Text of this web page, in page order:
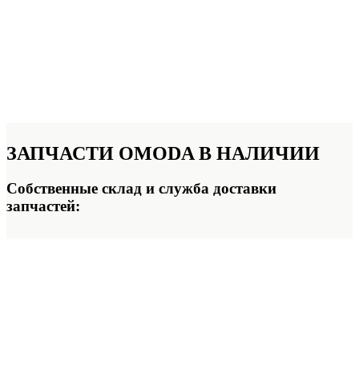
ЗАПЧАСТИ OMODAВ НАЛИЧИИ
Собственные склад и служба доставки
запчастей: